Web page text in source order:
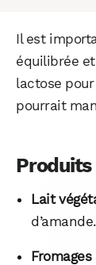
Il est
équilibrée
lactose
pourrait
Produits
Lait
d’amande.